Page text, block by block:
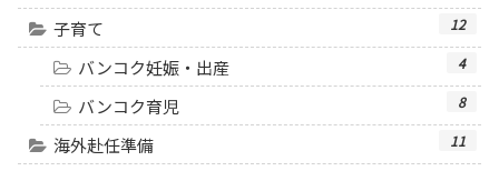
子育て 12
バンコク妊娠・出産 4
バンコク育児 8
海外赴任準備 11